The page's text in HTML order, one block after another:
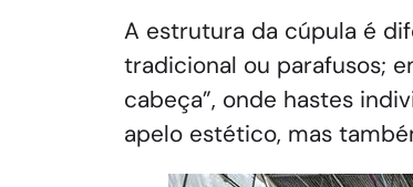
A estrutura da cúpula é
tradicional ou parafusos;
cabeça”, onde hastes
apelo estético, mas